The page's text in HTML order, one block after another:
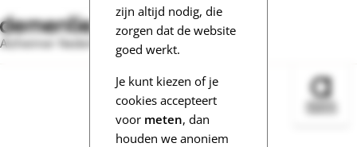
zijn altijd nodig, die
zorgen dat de website
goed werkt.
Je kunt kiezen of je
cookies accepteert
voor meten, dan
houden we anoniem
Alzheimer Nederland